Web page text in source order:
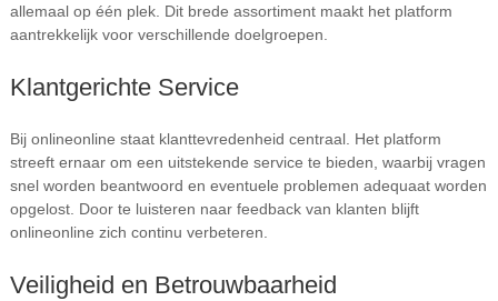
allemaal op één plek. Dit brede assortiment maakt het platform
aantrekkelijk voor verschillende doelgroepen.
Klantgerichte Service
Bij onlineonline staat klanttevredenheid centraal. Het platform
streeft ernaar om een uitstekende service te bieden, waarbij vragen
snel worden beantwoord en eventuele problemen adequaat worden
opgelost. Door te luisteren naar feedback van klanten blijft
onlineonline zich continu verbeteren.
Veiligheid en Betrouwbaarheid